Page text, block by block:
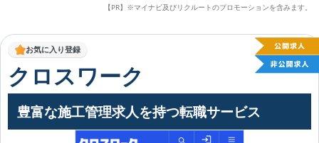
【PR】※マイナビ及びリクルートのプロモーションを含みます。
お気に入り登録
クロスワーク
豊富な施工管理求人を持つ転職サービス